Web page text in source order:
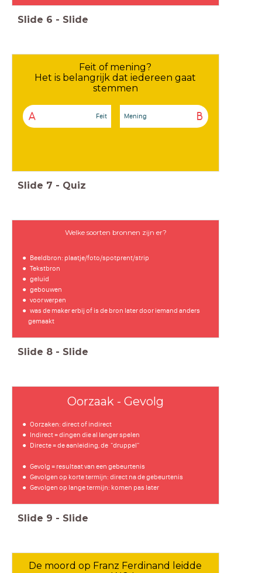
Slide 6 - Slide
Feit of mening?
Het is belangrijk dat iedereen gaat
stemmen
A Feit B
Mening
Slide 7 - Quiz
Welke soorten bronnen zijn er?
Beeldbron: plaatje/foto/spotprent/strip
Tekstbron
geluid
gebouwen
voorwerpen
was de maker erbij of is de bron later door iemand anders
gemaakt
Slide 8 - Slide
Oorzaak - Gevolg
Oorzaken: direct of indirect
Indirect = dingen die al langer spelen
Directe = de aanleiding, de "druppel"
Gevolg = resultaat van een gebeurtenis
Gevolgen op korte termijn: direct na de gebeurtenis
Gevolgen op lange termijn: komen pas later
Slide 9 - Slide
De moord op Franz Ferdinand leidde